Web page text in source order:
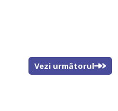
Vezi următorul